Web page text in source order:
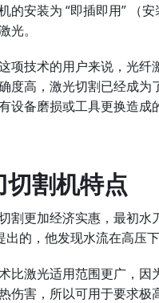
的安装为 “即插即用” （
光。
项技术的用户来说，光
度高，激光切割已经成为
设备磨损或工具更换造成
切割机特点
割更加经济实惠，最初
出的，他发现水流在高压
比激光适用范围更广，
伤害，所以可用于要求